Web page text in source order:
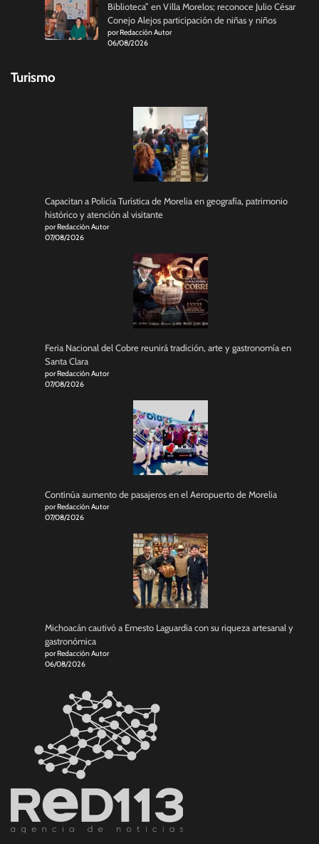
Biblioteca” en Villa Morelos; reconoce Julio César
Conejo Alejos participación de niñas y niños
por Redacción Autor
06/08/2026
Turismo
Capacitan a Policía Turística de Morelia en geografía, patrimonio
histórico y atención al visitante
por Redacción Autor
07/08/2026
Feria Nacional del Cobre reunirá tradición, arte y gastronomía en
Santa Clara
por Redacción Autor
07/08/2026
Continúa aumento de pasajeros en el Aeropuerto de Morelia
por Redacción Autor
07/08/2026
Michoacán cautivó a Ernesto Laguardia con su riqueza artesanal y
gastronómica
por Redacción Autor
06/08/2026